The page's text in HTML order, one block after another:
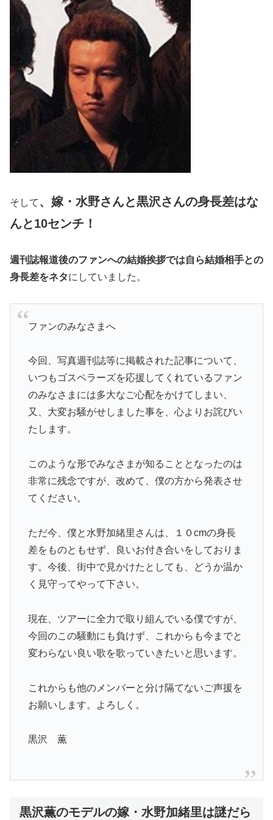
そして 、嫁・水野さんと黒沢さんの身長差はな
んと10センチ！
週刊誌報道後のファンへの結婚挨拶では自ら結婚相手との
身長差をネタにしていました。
ファンのみなさまへ
今回、写真週刊誌等に掲載された記事について、
いつもゴスペラーズを応援してくれているファン
のみなさまには多大なご心配をかけてしまい、
又、大変お騒がせしました事を、心よりお詫びい
たします。
このような形でみなさまが知ることとなったのは
非常に残念ですが、改めて、僕の方から発表させ
てください。
ただ今、僕と水野加緒里さんは、１０cmの身長
差をものともせず、良いお付き合いをしておりま
す。今後、街中で見かけたとしても、どうか温か
く見守ってやって下さい。
現在、ツアーに全力で取り組んでいる僕ですが、
今回のこの騒動にも負けず、これからも今までと
変わらない良い歌を歌っていきたいと思います。
これからも他のメンバーと分け隔てないご声援を
お願いします。よろしく。
黒沢 薫
黒沢薫のモデルの嫁・水野加緒里は謎だら